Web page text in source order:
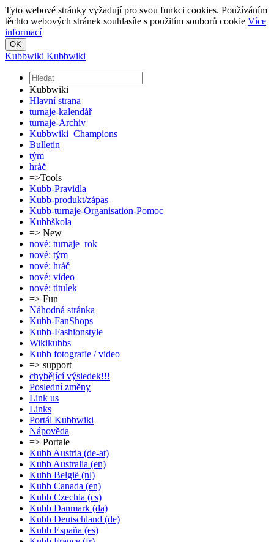
Tyto webové stránky vyžadují pro svou funkci cookies. Používáním
těchto webových stránek souhlasíte s použitím souborů cookie Více
informací
Kubbwiki Kubbwiki
Kubbwiki
Hlavní strana
turnaje-kalendář
turnaje-Archiv
Kubbwiki_Champions
Bulletin
tým
hráč
=>Tools
Kubb-Pravidla
Kubb-produkt/zápas
Kubb-turnaje-Organisation-Pomoc
Kubbškola
=> New
nové: turnaje_rok
nové: tým
nové: hráč
nové: video
nové: titulek
=> Fun
Náhodná stránka
Kubb-FanShops
Kubb-Fashionstyle
Wikikubbs
Kubb fotografie / video
=> support
chybějící výsledek!!!
Poslední změny
Link us
Links
Portál Kubbwiki
Nápověda
=> Portale
Kubb Austria (de-at)
Kubb Australia (en)
Kubb België (nl)
Kubb Canada (en)
Kubb Czechia (cs)
Kubb Danmark (da)
Kubb Deutschland (de)
Kubb España (es)